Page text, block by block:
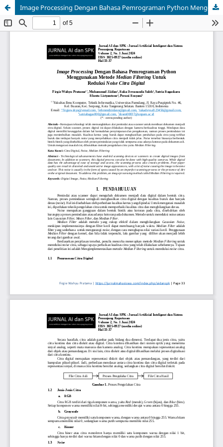
Image Processing Dengan Bahasa Pemrograman Python Menggunakan Metode Median Filtering Untuk Reduksi Noise Citra Digital